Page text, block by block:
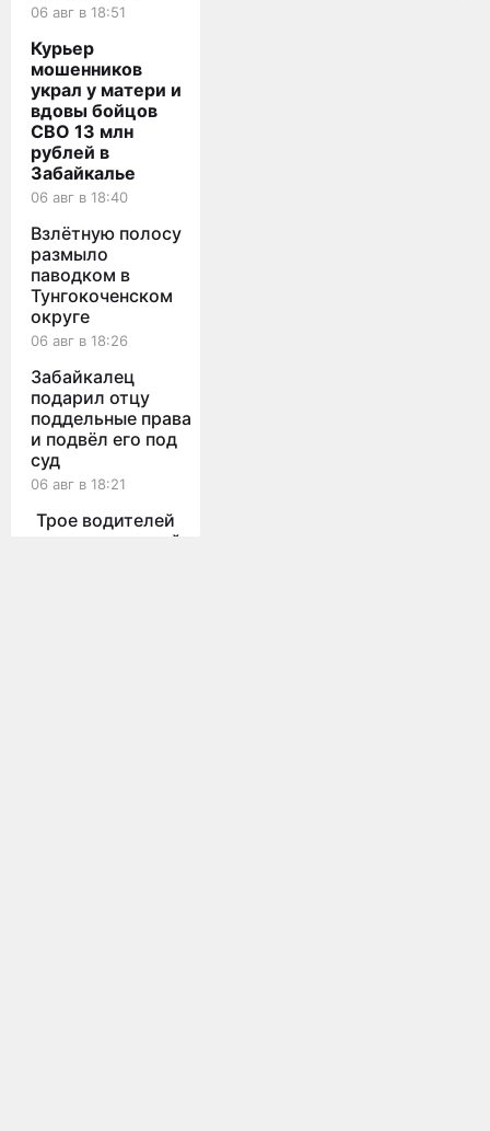
06 авг в 18:51
Курьер
мошенников
украл у матери и
вдовы бойцов
СВО 13 млн
рублей в
Забайкалье
06 авг в 18:40
Взлётную полосу
размыло
паводком в
Тунгокоченском
округе
06 авг в 18:26
Забайкалец
подарил отцу
поддельные права
и подвёл его под
суд
06 авг в 18:21
Трое водителей
устроили ночной